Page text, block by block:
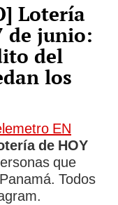
Lotería
de junio:
del
los
EN
de HOY
que
Todos